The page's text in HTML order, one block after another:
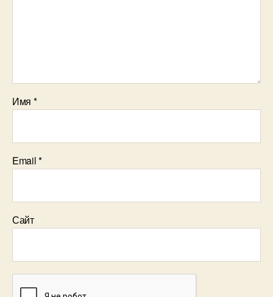
Имя *
Email*
Сайт